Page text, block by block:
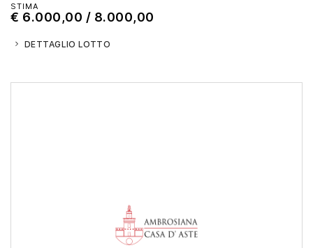
STIMA
€ 6.000,00 / 8.000,00
DETTAGLIO LOTTO